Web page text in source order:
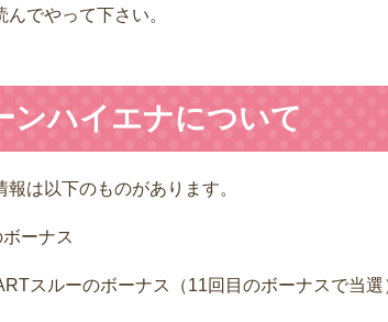
でやって下さい。
ンハイエナについて
は以下のものがあります。
ーナス
スルーのボーナス（11回目のボーナスで当選